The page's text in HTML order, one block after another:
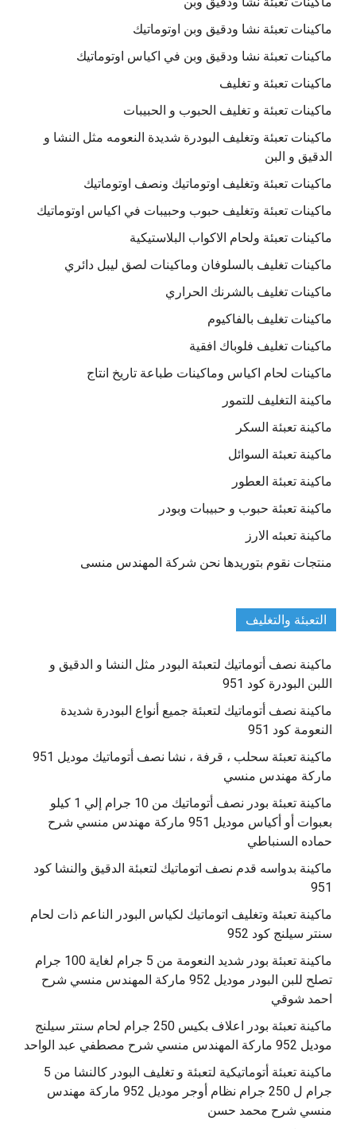
ماكينات تعبئة نشا ودقيق وبن اوتوماتيك
ماكينات تعبئة نشا ودقيق وبن في اكياس اوتوماتيك
ماكينات تعبئة و تغليف
ماكينات تعبئة و تغليف الحبوب و الحبيبات
ماكينات تعبئة وتغليف البودرة شديدة النعومه مثل النشا و
الدقيق و البن
ماكينات تعبئة وتغليف اوتوماتيك ونصف اوتوماتيك
ماكينات تعبئة وتغليف حبوب وحبيبات في اكياس اوتوماتيك
ماكينات تعبئة ولحام الاكواب البلاستيكية
ماكينات تغليف بالسلوفان وماكينات لصق ليبل دائري
ماكينات تغليف بالشرنك الحراري
ماكينات تغليف بالفاكيوم
ماكينات تغليف فلوباك افقية
ماكينات لحام اكياس وماكينات طباعة تاريخ انتاج
ماكينة التغليف للتمور
ماكينة تعبئة السكر
ماكينة تعبئة السوائل
ماكينة تعبئة العطور
ماكينة تعبئة حبوب و حبيبات وبودر
ماكينة تعبئه الارز
منتجات نقوم بتوريدها نحن شركة المهندس منسى
التعبئة والتغليف
ماكينة نصف أتوماتيك لتعبئة البودر مثل النشا و الدقيق و
اللبن البودرة كود 951
ماكينة نصف أتوماتيك لتعبئة جميع أنواع البودرة شديدة
النعومة كود 951
ماكينة تعبئة سحلب ، قرفة ، نشا نصف أتوماتيك موديل 951
ماركة مهندس منسي
ماكينة تعبئة بودر نصف أتوماتيك من 10 جرام إلي 1 كيلو
بعبوات أو أكياس موديل 951 ماركة مهندس منسي شرح
حماده السنباطي
ماكينة بدواسه قدم نصف اتوماتيك لتعبئة الدقيق والنشا كود
951
ماكينة تعبئة وتغليف اتوماتيك لكياس البودر الناعم ذات لحام
سنتر سيلنج كود 952
ماكينة تعبئة بودر شديد النعومة من 5 جرام لغاية 100 جرام
تصلح للبن البودر موديل 952 ماركة المهندس منسي شرح
احمد شوقي
ماكينة تعبئة بودر اعلاف بكيس 250 جرام لحام سنتر سيلنج
موديل 952 ماركة المهندس منسي شرح مصطفي عبد الواحد
ماكينة تعبئة أتوماتيكية لتعبئة و تغليف البودر كالنشا من 5
جرام ل 250 جرام نظام أوجر موديل 952 ماركة مهندس
منسي شرح محمد حسن